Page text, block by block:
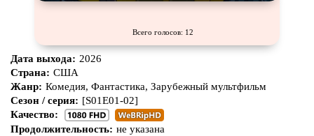
Всего голосов: 12
Дата выхода: 2026
Страна: США
Жанр: Комедия, Фантастика, Зарубежный мультфильм
Сезон / серия: [S01E01-02]
Качество:
Продолжительность: не указана